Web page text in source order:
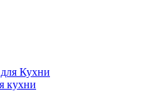
Кухни
кухни